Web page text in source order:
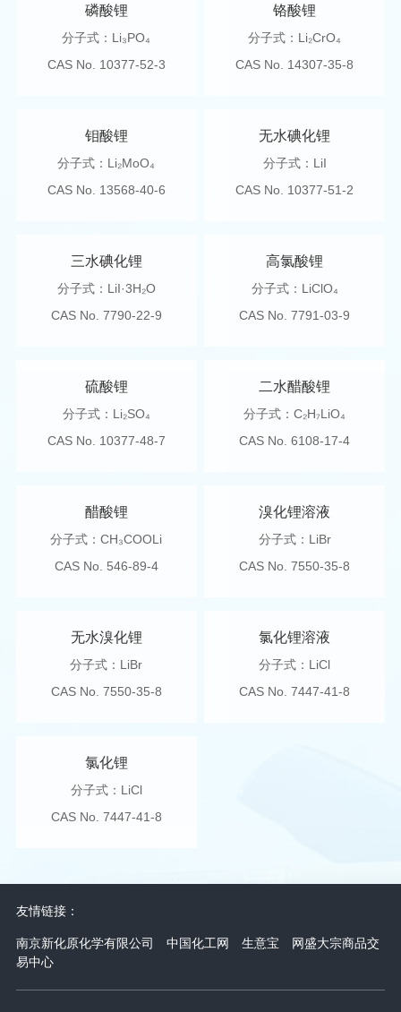
磷酸锂
分子式：Li₃PO₄
CAS No. 10377-52-3
铬酸锂
分子式：Li₂CrO₄
CAS No. 14307-35-8
钼酸锂
分子式：Li₂MoO₄
CAS No. 13568-40-6
无水碘化锂
分子式：LiI
CAS No. 10377-51-2
三水碘化锂
分子式：LiI·3H₂O
CAS No. 7790-22-9
高氯酸锂
分子式：LiClO₄
CAS No. 7791-03-9
硫酸锂
分子式：Li₂SO₄
CAS No. 10377-48-7
二水醋酸锂
分子式：C₂H₇LiO₄
CAS No. 6108-17-4
醋酸锂
分子式：CH₃COOLi
CAS No. 546-89-4
溴化锂溶液
分子式：LiBr
CAS No. 7550-35-8
无水溴化锂
分子式：LiBr
CAS No. 7550-35-8
氯化锂溶液
分子式：LiCl
CAS No. 7447-41-8
氯化锂
分子式：LiCl
CAS No. 7447-41-8
友情链接：
南京新化原化学有限公司 中国化工网 生意宝
网盛大宗商品交
易中心